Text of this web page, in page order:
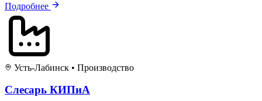
Подробнее
Усть-Лабинск • Производство
Слесарь КИПиА